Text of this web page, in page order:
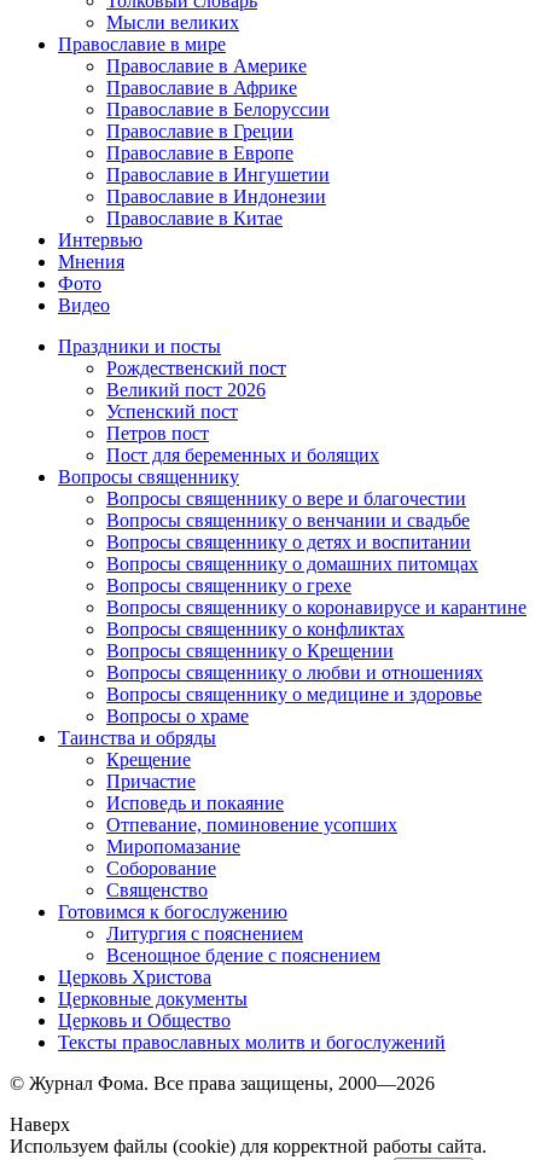
Мысли великих
Православие в мире
Православие в Америке
Православие в Африке
Православие в Белоруссии
Православие в Греции
Православие в Европе
Православие в Ингушетии
Православие в Индонезии
Православие в Китае
Интервью
Мнения
Фото
Видео
Праздники и посты
Рождественский пост
Великий пост 2026
Успенский пост
Петров пост
Пост для беременных и болящих
Вопросы священнику
Вопросы священнику о вере и благочестии
Вопросы священнику о венчании и свадьбе
Вопросы священнику о детях и воспитании
Вопросы священнику о домашних питомцах
Вопросы священнику о грехе
Вопросы священнику о коронавирусе и карантине
Вопросы священнику о конфликтах
Вопросы священнику о Крещении
Вопросы священнику о любви и отношениях
Вопросы священнику о медицине и здоровье
Вопросы о храме
Таинства и обряды
Крещение
Причастие
Исповедь и покаяние
Отпевание, поминовение усопших
Миропомазание
Соборование
Священство
Готовимся к богослужению
Литургия с пояснением
Всенощное бдение с пояснением
Церковь Христова
Церковные документы
Церковь и Общество
Тексты православных молитв и богослужений
© Журнал Фома. Все права защищены, 2000—2026
Наверх
Используем файлы (cookie) для корректной работы сайта.